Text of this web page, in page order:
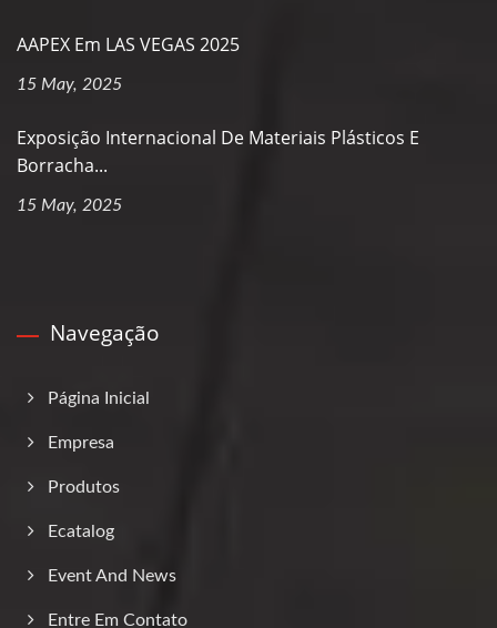
AAPEX Em LAS VEGAS 2025
15 May, 2025
Exposição Internacional De Materiais Plásticos E
Borracha...
15 May, 2025
Navegação
Página Inicial
Empresa
Produtos
Ecatalog
Event And News
Entre Em Contato